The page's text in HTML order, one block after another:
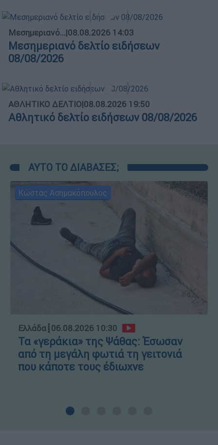
Μεσημεριανό...|08.08.2026 14:03
Μεσημεριανό δελτίο ειδήσεων
08/08/2026
ΑΘΛΗΤΙΚΟ ΔΕΛΤΙΟ|08.08.2026 19:50
Αθλητικό δελτίο ειδήσεων 08/08/2026
ΑΥΤΟ ΤΟ ΔΙΑΒΑΣΕΣ;
Κώστας Ασημακόπουλος
Ελλάδα┋06.08.2026 10:30
Τα «γεράκια» της Ψάθας: Έσωσαν
από τη μεγάλη φωτιά τη γειτονιά
που κάποτε τους έδιωχνε